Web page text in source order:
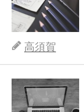
高須賀